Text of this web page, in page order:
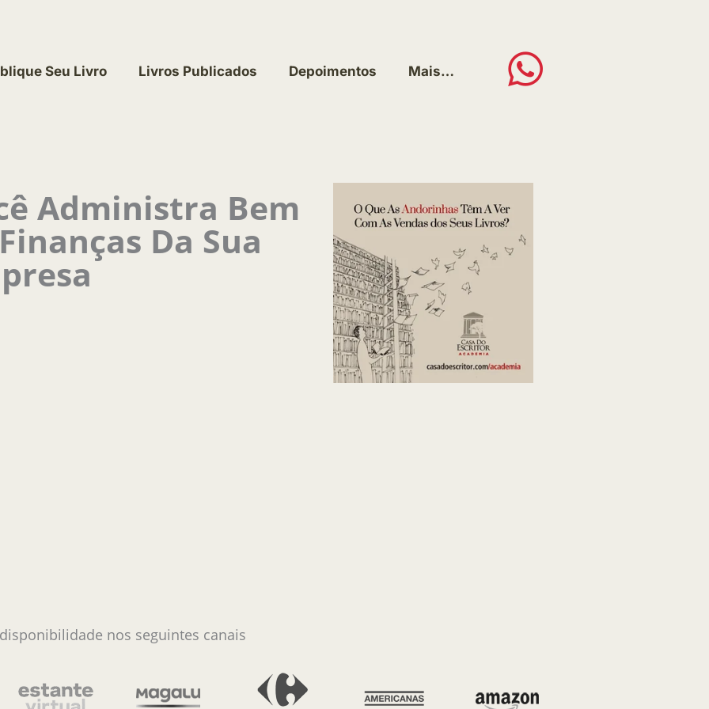
Seu Livro Livros Publicados Depoimentos Mais…
Administra Bem
Da Sua
nos seguintes canais